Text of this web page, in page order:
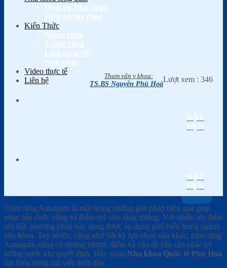
Dịch vụ Nhổ răng
Điều trị tủy răng
Kiến Thức
Niềng răng
Trồng răng
Làm răng sứ
Nhổ răng
Video thực tế
Liên hệ
ĐẶT
HẸN
ĐẶT
HẸN
Tham vấn y khoa:
TS.BS Nguyễn Phú Hoà
Lượt xem : 346
Trám răng Amalgam là một trong những giải pháp hiệu quả giúp
phục hồi chức năng và thẩm mỹ cho răng miệng. Với nhiều ưu điểm
nổi bật, phương pháp này đang được áp dụng phổ biến trong ngành
nha khoa. Tuy nhiên, cũng như bất kỳ lựa chọn nào khác, trám răng
Amalgam cũng có những nhược điểm và vấn đề cần cân nhắc kỹ
lưỡng trước khi quyết định. Hãy cùng Nha khoa Quốc tế Phú Hoà
tìm hiểu trong bài viết dưới đây.